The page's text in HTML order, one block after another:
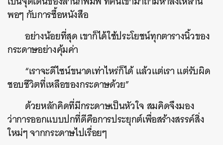
พอๆ กับการซื้อหนังสือ
อย่างน้อยที่สุด เขาก็ได้ใช้ประโยชน์ทุกตารางนิ้วของ
กระดาษอย่างคุ้มค่า
“เราจะดีไซน์ขนาดเท่าไหร่ก็ได้ แล้วแต่เรา แต่รับผิด
ชอบชีวิตที่เหลือของกระดาษด้วย”
ด้วยหลักคิดที่มีกระดาษเป็นหัวใจ สมคิดจึงมอง
ว่าการออกแบบปกที่ดีคือการประยุกต์เพื่อสร้างสรรค์สิ่ง
ใหม่ๆ จากกระดาษไปเรื่อยๆ
ค้นหา
SHARE TWEET